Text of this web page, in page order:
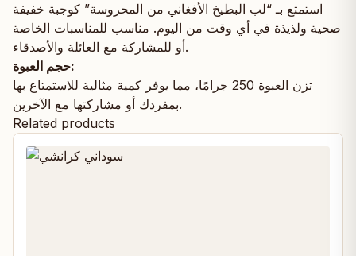
استمتع بـ “لب البطيخ الأفغاني من المحروسة” كوجبة خفيفة
صحية ولذيذة في أي وقت من اليوم. مناسب للمناسبات الخاصة
أو للمشاركة مع العائلة والأصدقاء.
حجم العبوة:
تزن العبوة 250 جرامًا، مما يوفر كمية مثالية للاستمتاع بها
بمفردك أو مشاركتها مع الآخرين.
Related products